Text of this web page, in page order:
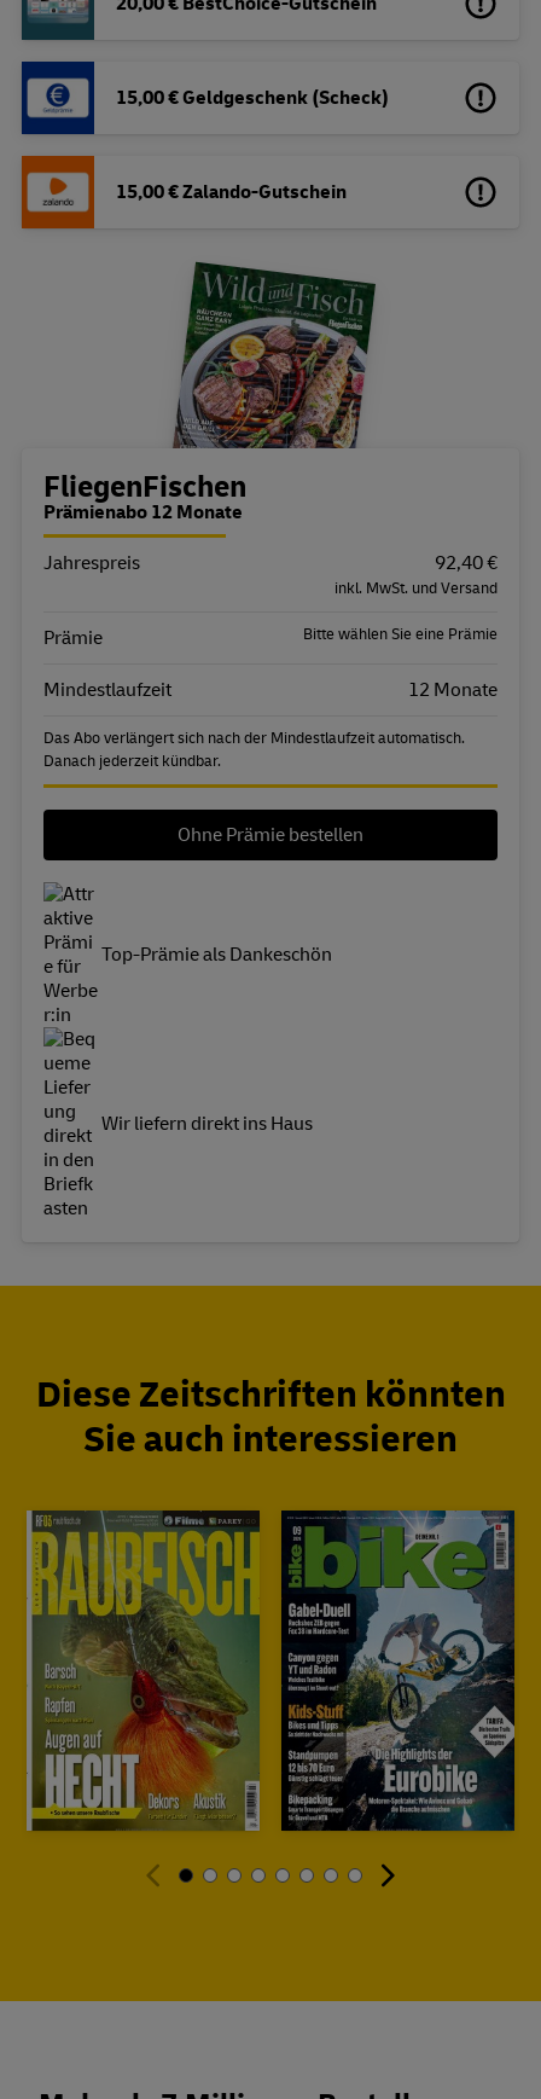
15,00 € Geldgeschenk (Scheck)
15,00 € Zalando-Gutschein
Bestellübersicht
FliegenFischen
Prämienabo 12 Monate
Eigenschaft
Jahrespreis 92,40 €
inkl. MwSt. und Versand
Prämie Bitte wählen Sie eine Prämie
Mindestlaufzeit 12 Monate
Das Abo verlängert sich nach der Mindestlaufzeit automatisch.
Danach jederzeit kündbar.
Ohne Prämie bestellen
Top-Prämie als Dankeschön
Wir liefern direkt ins Haus
Diese Zeitschriften könnten
Sie auch interessieren